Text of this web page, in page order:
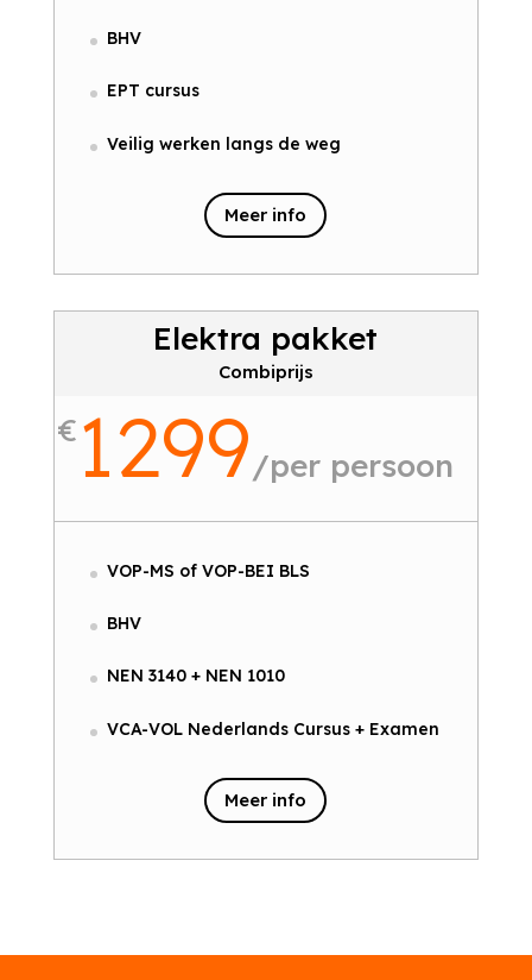
BHV
EPT cursus
Veilig werken langs de weg
Meer info
Elektra pakket
Combiprijs
€1299/per persoon
VOP-MS of VOP-BEI BLS
BHV
NEN 3140 + NEN 1010
VCA-VOL Nederlands Cursus + Examen
Meer info